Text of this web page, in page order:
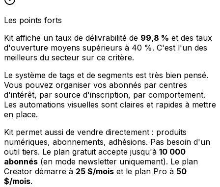
Les points forts
Kit affiche un taux de délivrabilité de 99,8 % et des taux
d'ouverture moyens supérieurs à 40 %. C'est l'un des
meilleurs du secteur sur ce critère.
Le système de tags et de segments est très bien pensé.
Vous pouvez organiser vos abonnés par centres
d'intérêt, par source d'inscription, par comportement.
Les automations visuelles sont claires et rapides à mettre
en place.
Kit permet aussi de vendre directement : produits
numériques, abonnements, adhésions. Pas besoin d'un
outil tiers. Le plan gratuit accepte jusqu'à 10 000
abonnés (en mode newsletter uniquement). Le plan
Creator démarre à 25 $/mois et le plan Pro à 50
$/mois.